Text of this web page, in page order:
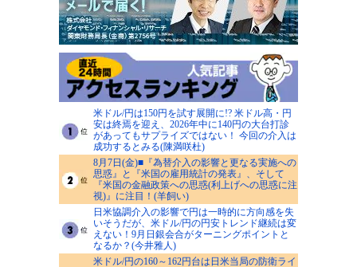
米ドル/円は150円を試す展開に!? 米ドル高・円
安は終焉を迎え、2026年中に140円の大台打診
があってもサプライズではない！ 今回の介入は
成功するとみる(陳満咲杜)
8月7日(金)■『為替介入の影響と更なる実施への
思惑』と『米国の雇用統計の発表』、そして
『米国の金融政策への思惑(利上げへの思惑に注
視)』に注目！(羊飼い)
日米協調介入の影響で円は一時的に方向感を失
いそうだが、米ドル/円の円安トレンド継続は変
えない！9月日銀会合がターニングポイントと
なるか？(今井雅人)
米ドル/円の160～162円台は日米当局の防衛ライ